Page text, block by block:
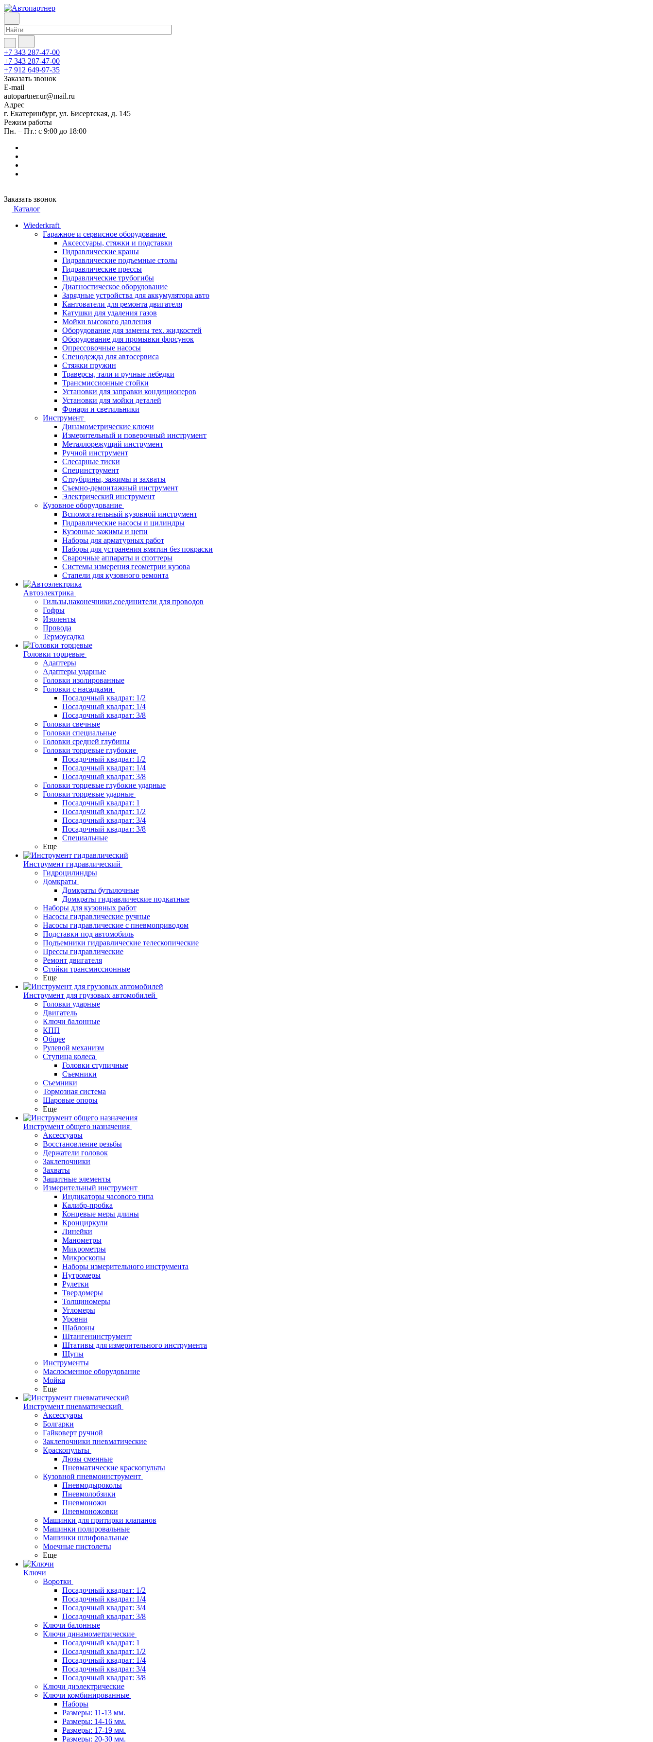
+7 343 287-47-00
+7 343 287-47-00
+7 912 649-97-35
Заказать звонок
E-mail
autopartner.ur@mail.ru
Адрес
г. Екатеринбург, ул. Бисертская, д. 145
Режим работы
Пн. – Пт.: с 9:00 до 18:00
Заказать звонок
Каталог
Wiederkraft
Гаражное и сервисное оборудование
Аксессуары, стяжки и подставки
Гидравлические краны
Гидравлические подъемные столы
Гидравлические прессы
Гидравлические трубогибы
Диагностическое оборудование
Зарядные устройства для аккумулятора авто
Кантователи для ремонта двигателя
Катушки для удаления газов
Мойки высокого давления
Оборудование для замены тех. жидкостей
Оборудование для промывки форсунок
Опрессовочные насосы
Спецодежда для автосервиса
Стяжки пружин
Траверсы, тали и ручные лебедки
Трансмиссионные стойки
Установки для заправки кондиционеров
Установки для мойки деталей
Фонари и светильники
Инструмент
Динамометрические ключи
Измерительный и поверочный инструмент
Металлорежущий инструмент
Ручной инструмент
Слесарные тиски
Специнструмент
Струбцины, зажимы и захваты
Съемно-демонтажный инструмент
Электрический инструмент
Кузовное оборудование
Вспомогательный кузовной инструмент
Гидравлические насосы и цилиндры
Кузовные зажимы и цепи
Наборы для арматурных работ
Наборы для устранения вмятин без покраски
Сварочные аппараты и споттеры
Системы измерения геометрии кузова
Стапели для кузовного ремонта
Автоэлектрика
Гильзы,наконечники,соединители для проводов
Гофры
Изоленты
Провода
Термоусадка
Головки торцевые
Адаптеры
Адаптеры ударные
Головки изолированные
Головки с насадками
Посадочный квадрат: 1/2
Посадочный квадрат: 1/4
Посадочный квадрат: 3/8
Головки свечные
Головки специальные
Головки средней глубины
Головки торцевые глубокие
Посадочный квадрат: 1/2
Посадочный квадрат: 1/4
Посадочный квадрат: 3/8
Головки торцевые глубокие ударные
Головки торцевые ударные
Посадочный квадрат: 1
Посадочный квадрат: 1/2
Посадочный квадрат: 3/4
Посадочный квадрат: 3/8
Специальные
Еще
Инструмент гидравлический
Гидроцилиндры
Домкраты
Домкраты бутылочные
Домкраты гидравлические подкатные
Наборы для кузовных работ
Насосы гидравлические ручные
Насосы гидравлические с пневмоприводом
Подставки под автомобиль
Подъемники гидравлические телескопические
Прессы гидравлические
Ремонт двигателя
Стойки трансмиссионные
Еще
Инструмент для грузовых автомобилей
Головки ударные
Двигатель
Ключи балонные
КПП
Общее
Рулевой механизм
Ступица колеса
Головки ступичные
Съемники
Съемники
Тормозная система
Шаровые опоры
Еще
Инструмент общего назначения
Аксессуары
Восстановление резьбы
Держатели головок
Заклепочники
Захваты
Защитные элементы
Измерительный инструмент
Индикаторы часового типа
Калибр-пробка
Концевые меры длины
Кронциркули
Линейки
Манометры
Микрометры
Микроскопы
Наборы измерительного инструмента
Нутромеры
Рулетки
Твердомеры
Толщиномеры
Угломеры
Уровни
Шаблоны
Штангенинструмент
Штативы для измерительного инструмента
Щупы
Инструменты
Маслосменное оборудование
Мойка
Еще
Инструмент пневматический
Аксессуары
Болгарки
Гайковерт ручной
Заклепочники пневматические
Краскопульты
Дюзы сменные
Пневматические краскопульты
Кузовной пневмоинструмент
Пневмодыроколы
Пневмолобзики
Пневмоножи
Пневмоножовки
Машинки для притирки клапанов
Машинки полировальные
Машинки шлифовальные
Моечные пистолеты
Еще
Ключи
Воротки
Посадочный квадрат: 1/2
Посадочный квадрат: 1/4
Посадочный квадрат: 3/4
Посадочный квадрат: 3/8
Ключи балонные
Ключи динамометрические
Посадочный квадрат: 1
Посадочный квадрат: 1/2
Посадочный квадрат: 1/4
Посадочный квадрат: 3/4
Посадочный квадрат: 3/8
Ключи диэлектрические
Ключи комбинированные
Наборы
Размеры: 11-13 мм.
Размеры: 14-16 мм.
Размеры: 17-19 мм.
Размеры: 20-30 мм.